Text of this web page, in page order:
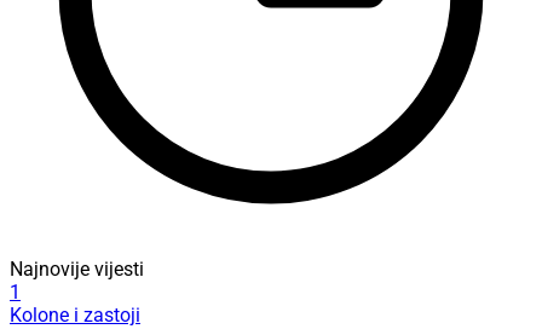
Najnovije vijesti
1
Kolone i zastoji